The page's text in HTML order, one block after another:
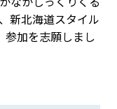
新北海道スタイル
参加を志願しまし